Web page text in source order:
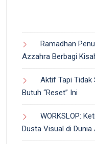
Ramadhan
Azzahra Berbagi
Aktif Tapi Tidak
Butuh “Reset” Ini
WORKSLOP:
Dusta Visual di Dunia